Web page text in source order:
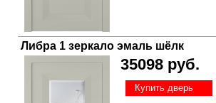
Либра 1 зеркало эмаль шёлк
35098 руб.
Купить дверь